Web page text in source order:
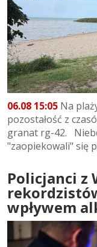
06.08 15:05 Na
pozostałość z
granat rg-42.
"zaopiekowali" się
Policjanci z
wpływem